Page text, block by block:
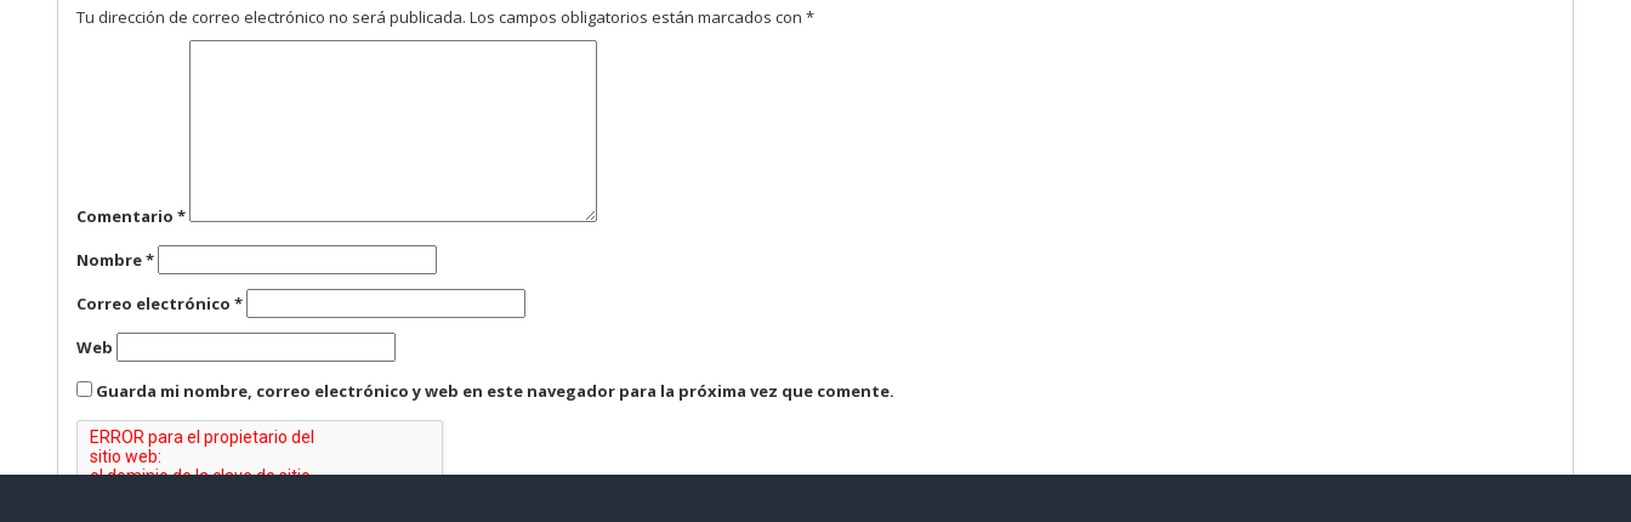
Tu dirección de correo electrónico no será publicada. Los campos obligatorios están marcados con*
Comentario*
Nombre*
Correo electrónico*
Web
Guarda mi nombre, correo electrónico y web en este navegador para la próxima vez que comente.